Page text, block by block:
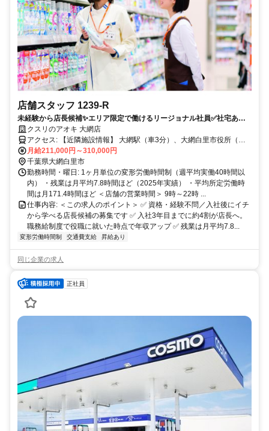
店舗スタッフ 1239-R
未経験から店長候補✨エリア限定で働けるリージョナル社員✅社宅あり
｜残業月7.8h
クスリのアオキ 大網店
アクセス: 【近隣施設情報】 大網駅（車3分）、大網白里市役所（車3
分）、アミリィ（車3分）
月給211,000円～310,000円
千葉県大網白里市
勤務時間・曜日: 1ヶ月単位の変形労働時間制（週平均実働40時間以
内） ・残業は月平均7.8時間ほど（2025年実績） ・平均所定労働時
間は月171.4時間ほど ＜店舗の営業時間＞ 9時～22時 ...
仕事内容: ＜この求人のポイント＞ ✅ 資格・経験不問／入社後にイチ
から学べる店長候補の募集です ✅ 入社3年目までに約4割が店長へ。
職務給制度で役職に就いた時点で年収アップ ✅ 残業は月平均7.8...
変形労働時間制 交通費支給 昇給あり
同じ企業の求人
正社員